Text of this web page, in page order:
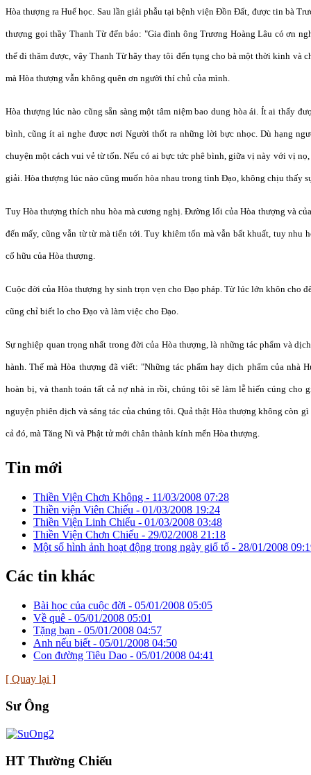
Hòa thượng ra Huế học. Sau lần giải phẫu tại bệnh viện Đồn Đất, được tin bà
thượng gọi thầy Thanh Từ đến bảo: "Gia đình ông Trương Hoàng Lâu có ơn
thể đi thăm được, vậy Thanh Từ hãy thay tôi đến tụng cho bà một thời kinh và
mà Hòa thượng vẫn không quên ơn người thí chủ của mình.
Hòa thượng lúc nào cũng sẵn sàng một tâm niệm bao dung hòa ái. Ít ai thấy
bình, cũng ít ai nghe được nơi Người thốt ra những lời bực nhọc. Dù hạng
chuyện một cách vui vẻ từ tốn. Nếu có ai bực tức phê bình, giữa vị này với vị
giải. Hòa thượng lúc nào cũng muốn hòa nhau trong tình Đạo, không chịu thấy
Tuy Hòa thượng thích nhu hòa mà cương nghị. Đường lối của Hòa thượng và
đến mấy, cũng vẫn từ từ mà tiến tới. Tuy khiêm tốn mà vẫn bất khuất, tuy nhu
cố hữu của Hòa thượng.
Cuộc đời của Hòa thượng hy sinh trọn vẹn cho Đạo pháp. Từ lúc lớn khôn cho
cũng chỉ biết lo cho Đạo và làm việc cho Đạo.
Sự nghiệp quan trọng nhất trong đời của Hòa thượng, là những tác phẩm và
hành. Thế mà Hòa thượng đã viết: "Những tác phẩm hay dịch phẩm của nhà
hoàn bị, và thanh toán tất cả nợ nhà in rồi, chúng tôi sẽ làm lễ hiến cúng cho
nguyện phiên dịch và sáng tác của chúng tôi. Quả thật Hòa thượng không còn
cả đó, mà Tăng Ni và Phật tử mới chân thành kính mến Hòa thượng.
Tin mới
Thiền Viện Chơn Không - 11/03/2008 07:28
Thiền viện Viên Chiếu - 01/03/2008 19:24
Thiền Viện Linh Chiếu - 01/03/2008 03:48
Thiền Viện Chơn Chiếu - 29/02/2008 21:18
Một số hình ảnh hoạt động trong ngày giổ tổ - 28/01/2008
Các tin khác
Bài học của cuộc đời - 05/01/2008 05:05
Về quê - 05/01/2008 05:01
Tặng bạn - 05/01/2008 04:57
Anh nếu biết - 05/01/2008 04:50
Con đường Tiêu Dao - 05/01/2008 04:41
[ Quay lại ]
Sư Ông
HT Thường Chiếu